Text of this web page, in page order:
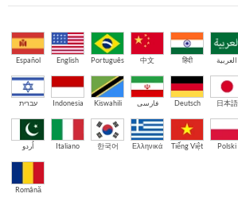
Español English Português 中文 हिंदी العربية
עברית Indonesia Kiswahili فارسی Deutsch 日本語
اُردو Italiano 한국어 Ελληνικά Tiếng Việt Polski
Română